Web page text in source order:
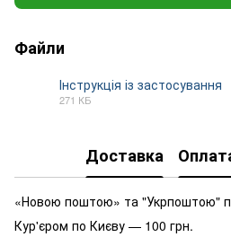
Файли
Інструкція із застосування
271 КБ
Доставка
«Новою поштою» та "Укрпоштою"
Кур'єром по Києву — 100 грн.